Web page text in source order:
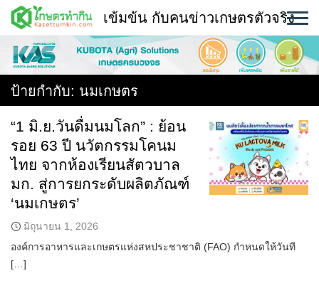
Skip
content
พืช
หน้าแรก
แวดวงเกษตร
ใคร ทำอะไร ที่ไหน
สถานีข่าววันนี้
เข้มข้น กับคนข่าวเกษตรตัวจริง
ป้ายกำกับ: นมเกษตร
“1 มิ.ย.วันดื่มนมโลก” : ย้อน
รอย 63 ปี นวัตกรรมโคนม
ไทย จากห้องเรียนสัตวบาล
มก. สู่การยกระดับผลิตภัณฑ์
‘นมเกษตร’
มิถุนายน 1, 2026
องค์การอาหารและเกษตรแห่งสหประชาชาติ (FAO) กำหนดให้วันที
[…]